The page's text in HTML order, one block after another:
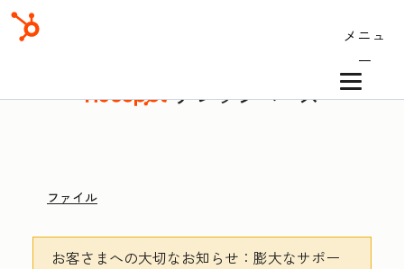
メニュ
ー
ナレッジベース
ファイル
お客さまへの大切なお知らせ ：膨大なサポー